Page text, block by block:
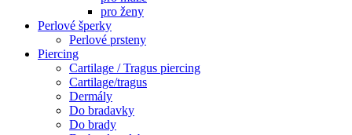
pro ženy
Perlové šperky
Perlové prsteny
Piercing
Cartilage / Tragus piercing
Cartilage/tragus
Dermály
Do bradavky
Do brady